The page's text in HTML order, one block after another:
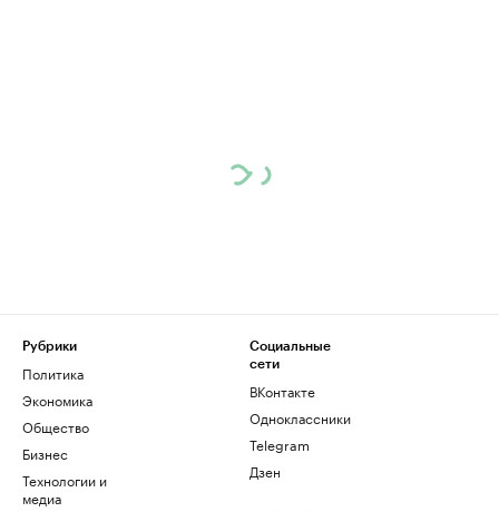
Рубрики
Политика
Экономика
Общество
Бизнес
Технологии и
медиа
Социальные
сети
ВКонтакте
Одноклассники
Telegram
Дзен